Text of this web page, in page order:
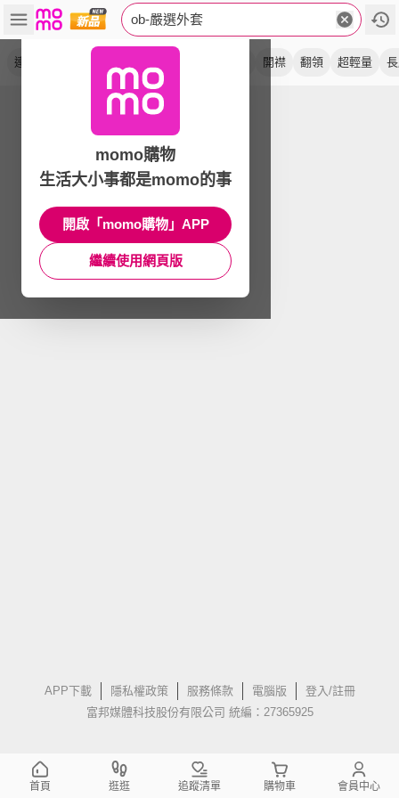
ob-嚴選外套
連帽 開襟 翻領 超輕量
APP下載 隱私權政策 服務條款 電腦版
登入/註冊
富邦媒體科技股份有限公司 統編：27365925
momo購物
生活大小事都是momo的事
開啟「momo購物」APP
繼續使用網頁版
首頁 逛逛 追蹤清單 購物車 會員中心